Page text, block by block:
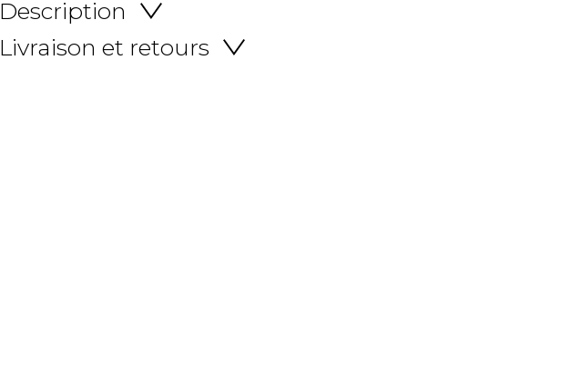
Description
Livraison et retours